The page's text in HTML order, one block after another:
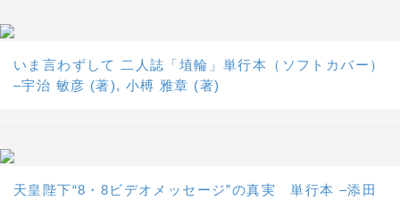
いま言わずして 二人誌「埴輪」単行本（ソフトカバー）
–宇治 敏彦 (著), 小榑 雅章 (著)
天皇陛下“8・8ビデオメッセージ”の真実 単行本 –添田